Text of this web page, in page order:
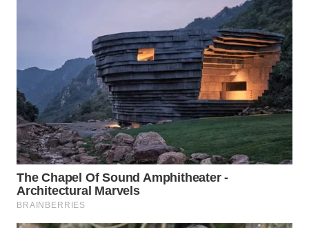
SEMARANG
WN
SOLO
WN
BOROBUDUR